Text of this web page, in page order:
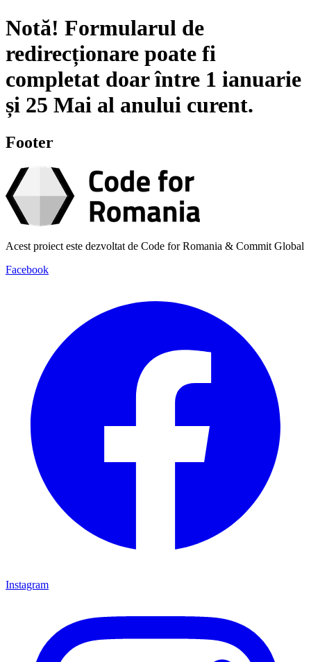
Notă! Formularul de
redirecționare poate fi
completat doar între 1 ianuarie
și 25 Mai al anului curent.
Footer
Acest proiect este dezvoltat de Code for Romania & Commit Global
Facebook
Instagram